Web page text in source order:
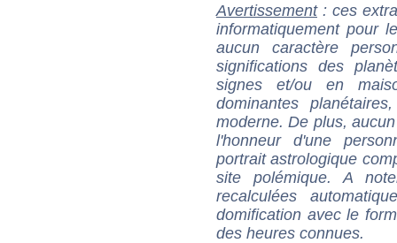
Avertissement: ces
informatiquement pour
aucun caractère
significations des
signes et/ou en
dominantes
moderne. De plus,
l'honneur d'une
portrait astrologique
site polémique. A
recalculées
domification avec le
des heures connues.